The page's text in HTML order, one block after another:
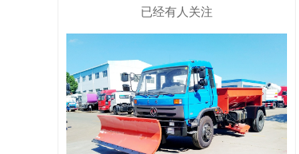
已经有人关注